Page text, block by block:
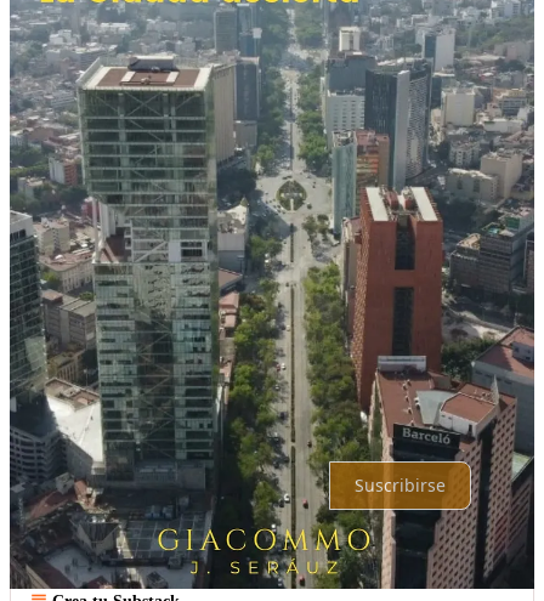
María Antonia Andrade
Jun 9
Estuvo muy agradable, siempre que te veo o leo aprendo mucho.
Gracias
Responder
Compartir
Lo mejor de Último Debates
Sin posts
Por supuesto, sigue adelante.
Suscribirse
© 2026 Gonzalo Javier Suarez Prado (@Gjsuap)· Privacidad ∙
Términos∙Aviso de recolección